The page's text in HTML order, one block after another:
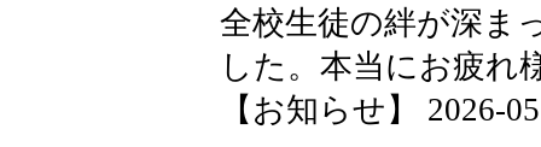
全校生徒の絆が深ま
した。本当にお疲れ
【お知らせ】 2026-